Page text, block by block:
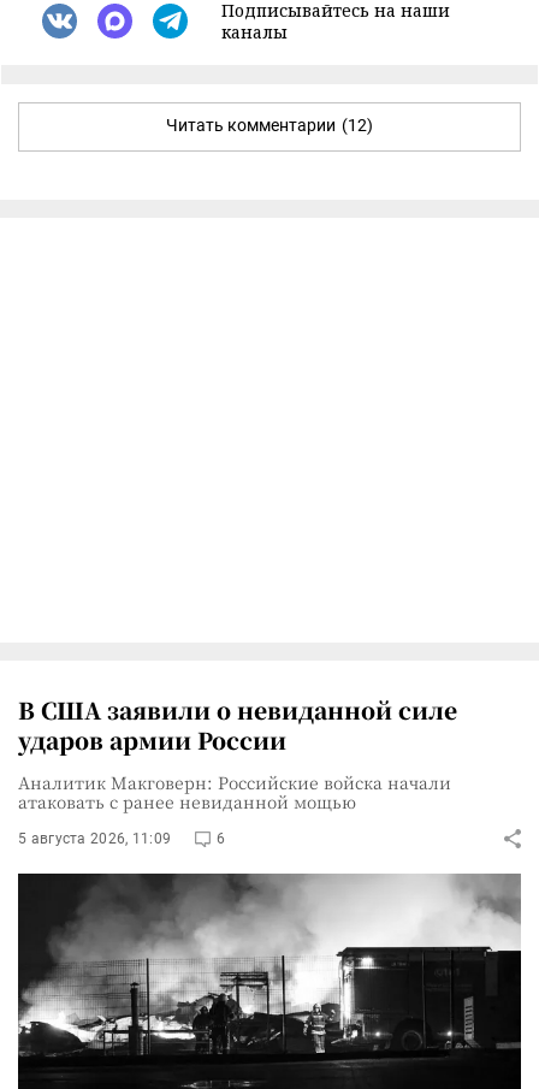
Подписывайтесь на наши
каналы
Читать комментарии (12)
В США заявили о невиданной силе
ударов армии России
Аналитик Макговерн: Российские войска начали
атаковать с ранее невиданной мощью
5 августа 2026, 11:09 6